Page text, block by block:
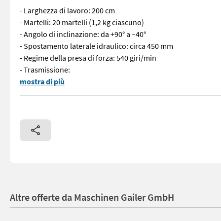
- Larghezza di lavoro: 200 cm
- Martelli: 20 martelli (1,2 kg ciascuno)
- Angolo di inclinazione: da +90° a –40°
- Spostamento laterale idraulico: circa 450 mm
- Regime della presa di forza: 540 giri/min
- Trasmissione:
La falciatrice per scarpate Nero R-200H – larghezza di
mostra di più
Altre offerte da Maschinen Gailer GmbH